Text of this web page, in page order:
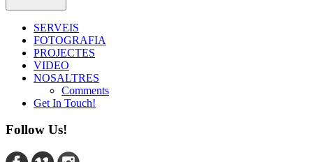
SERVEIS
FOTOGRAFIA
PROJECTES
VIDEO
NOSALTRES
Comments
Get In Touch!
Follow Us!